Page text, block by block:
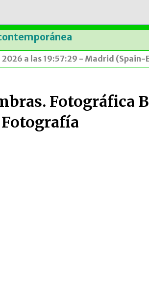
2026 a las 19:57:29 - Madrid (Spain-
Fotográfica